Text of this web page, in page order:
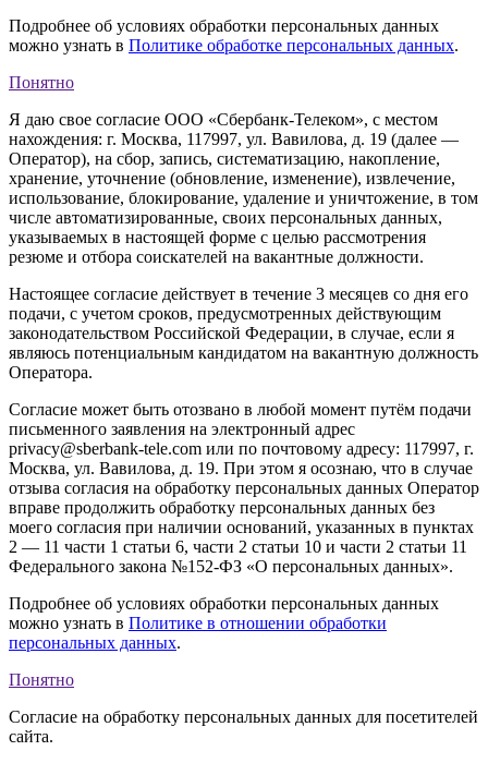
Подробнее об условиях обработки персональных данных
можно узнать в Политике обработке персональных данных.
Понятно
Я даю свое согласие ООО «Сбербанк-Телеком», с местом
нахождения: г. Москва, 117997, ул. Вавилова, д. 19 (далее —
Оператор), на сбор, запись, систематизацию, накопление,
хранение, уточнение (обновление, изменение), извлечение,
использование, блокирование, удаление и уничтожение, в том
числе автоматизированные, своих персональных данных,
указываемых в настоящей форме с целью рассмотрения
резюме и отбора соискателей на вакантные должности.
Настоящее согласие действует в течение 3 месяцев со дня его
подачи, с учетом сроков, предусмотренных действующим
законодательством Российской Федерации, в случае, если я
являюсь потенциальным кандидатом на вакантную должность
Оператора.
Согласие может быть отозвано в любой момент путём подачи
письменного заявления на электронный адрес
privacy@sberbank-tele.com или по почтовому адресу: 117997, г.
Москва, ул. Вавилова, д. 19. При этом я осознаю, что в случае
отзыва согласия на обработку персональных данных Оператор
вправе продолжить обработку персональных данных без
моего согласия при наличии оснований, указанных в пунктах
2 — 11 части 1 статьи 6, части 2 статьи 10 и части 2 статьи 11
Федерального закона №152-ФЗ «О персональных данных».
Подробнее об условиях обработки персональных данных
можно узнать в Политике в отношении обработки
персональных данных.
Понятно
Согласие на обработку персональных данных для посетителей
сайта.